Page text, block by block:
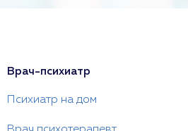
Врач-психиатр
Психиатр на дом